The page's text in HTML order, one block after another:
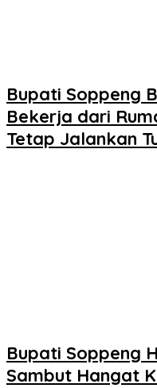
Bupati Soppeng
Bekerja dari
Tetap Jalankan
Bupati Soppeng
Sambut Hangat